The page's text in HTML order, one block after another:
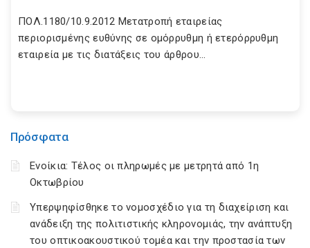
Πρόσφατα
Ενοίκια: Τέλος οι πληρωμές με μετρητά από 1η
Οκτωβρίου
Υπερψηφίσθηκε το νομοσχέδιο για τη διαχείριση και
ανάδειξη της πολιτιστικής κληρονομιάς, την ανάπτυξη
του οπτικοακουστικού τομέα και την προστασία των
ΠΟΛ.1180/10.9.2012 Μετατροπή εταιρείας
περιορισμένης ευθύνης σε ομόρρυθμη ή ετερόρρυθμη
εταιρεία με τις διατάξεις του άρθρου...